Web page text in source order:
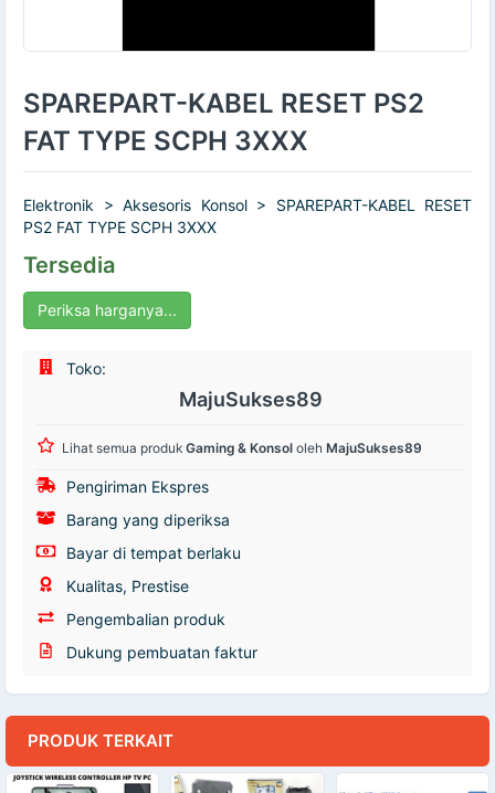
SPAREPART-KABEL RESET PS2
FAT TYPE SCPH 3XXX
Elektronik > Aksesoris Konsol > SPAREPART-KABEL RESET
PS2 FAT TYPE SCPH 3XXX
Tersedia
Periksa harganya...
Toko:
MajuSukses89
Lihat semua produk Gaming & Konsol oleh MajuSukses89
Pengiriman Ekspres
Barang yang diperiksa
Bayar di tempat berlaku
Kualitas, Prestise
Pengembalian produk
Dukung pembuatan faktur
PRODUK TERKAIT